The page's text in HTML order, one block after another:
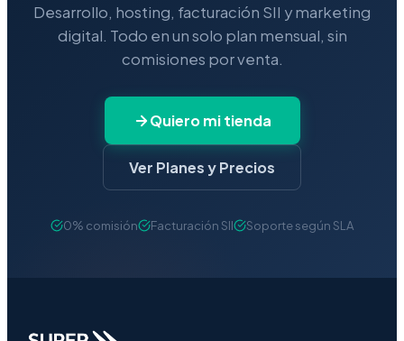
Desarrollo, hosting, facturación SII y marketing
digital. Todo en un solo plan mensual, sin
comisiones por venta.
Quiero mi tienda
Ver Planes y Precios
0% comisión Facturación SII Soporte según SLA